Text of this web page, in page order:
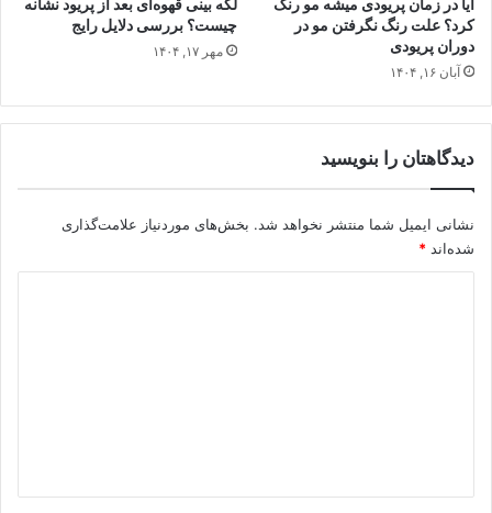
آیا در زمان پریودی میشه مو رنگ
کرد؟ علت رنگ نگرفتن مو در
دوران پریودی
آبان ۱۶, ۱۴۰۴
لکه‌ بینی قهوه‌ای بعد از پریود نشانه
چیست؟ بررسی دلایل رایج
مهر ۱۷, ۱۴۰۴
دیدگاهتان را بنویسید
نشانی ایمیل شما منتشر نخواهد شد. بخش‌های موردنیاز علامت‌گذاری
شده‌اند *